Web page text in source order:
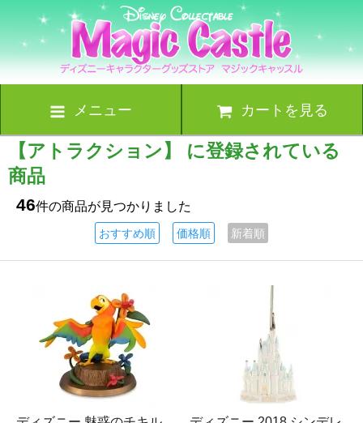
メニュー カートを見る
【アトラクション】 に登録されている
商品
46件の商品が見つかりました
おすすめ順 価格順 新着順